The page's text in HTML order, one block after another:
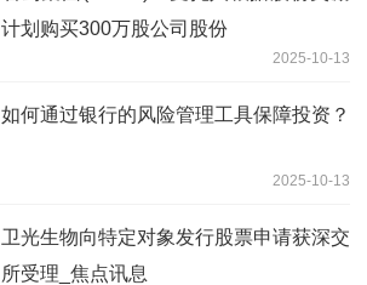
计划购买300万股公司股份
2025-10-13
如何通过银行的风险管理工具保障投资？
2025-10-13
卫光生物向特定对象发行股票申请获深交
所受理_焦点讯息